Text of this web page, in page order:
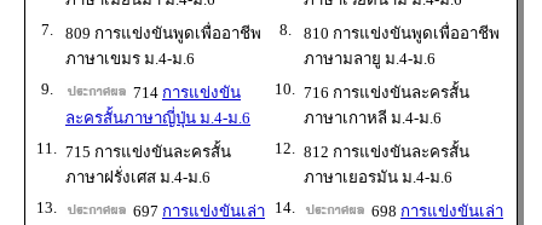
7.
809 การแข่งขันพูดเพื่ออาชีพ
ภาษาเขมร ม.4-ม.6
8.
810 การแข่งขันพูดเพื่ออาชีพ
ภาษามลายู ม.4-ม.6
9.
714 การแข่งขัน
ละครสั้นภาษาญี่ปุ่น ม.4-ม.6
10.
716 การแข่งขันละครสั้น
ภาษาเกาหลี ม.4-ม.6
11.
715 การแข่งขันละครสั้น
ภาษาฝรั่งเศส ม.4-ม.6
12.
812 การแข่งขันละครสั้น
ภาษาเยอรมัน ม.4-ม.6
13.
697 การแข่งขันเล่า 14. 698 การแข่งขันเล่า